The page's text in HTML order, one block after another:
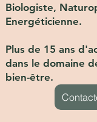
Biologiste,
Energéticienne.
Plus de 15 ans
dans le domaine
bien-être.